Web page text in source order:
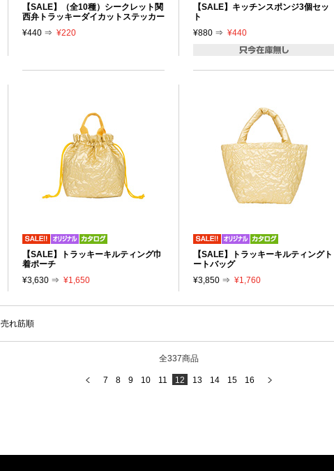
【SALE】（全10種）シークレット関
西弁トラッキーダイカットステッカー
¥440 ⇒ ¥220
【SALE】キッチンスポンジ3個セッ
ト
¥880 ⇒ ¥440
【SALE】トラッキーキルティング巾
着ポーチ
¥3,630 ⇒ ¥1,650
【SALE】トラッキーキルティングト
ートバッグ
¥3,850 ⇒ ¥1,760
売れ筋順
全337商品
7 8 9 10 11 12 13 14 15 16